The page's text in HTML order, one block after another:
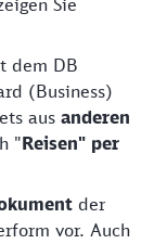
Sie
dem DB
(Business)
aus anderen
"Reisen" per
der
vor. Auch